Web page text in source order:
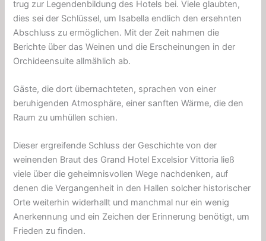
trug zur Legendenbildung des Hotels bei. Viele glaubten,
dies sei der Schlüssel, um Isabella endlich den ersehnten
Abschluss zu ermöglichen. Mit der Zeit nahmen die
Berichte über das Weinen und die Erscheinungen in der
Orchideensuite allmählich ab.
Gäste, die dort übernachteten, sprachen von einer
beruhigenden Atmosphäre, einer sanften Wärme, die den
Raum zu umhüllen schien.
Dieser ergreifende Schluss der Geschichte von der
weinenden Braut des Grand Hotel Excelsior Vittoria ließ
viele über die geheimnisvollen Wege nachdenken, auf
denen die Vergangenheit in den Hallen solcher historischer
Orte weiterhin widerhallt und manchmal nur ein wenig
Anerkennung und ein Zeichen der Erinnerung benötigt, um
Frieden zu finden.